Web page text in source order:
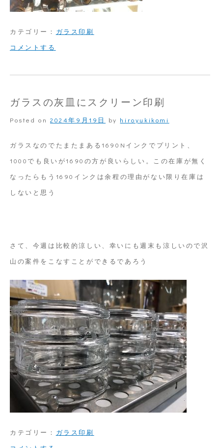
カテゴリー： ガラス印刷
コメントする
に
転
ス
ク
ガラスの灰皿にスクリーン印刷
Posted on 2024年9月19日 by hiroyukikomi
ガラスなのでたまたまある1690Nインクでプリント、
1000でも良いが1690の方が良いらしい。この在庫が無く
なったらもう1690インクは余程の理由がない限り在庫は
しないと思う
さて、今週は比較的涼しい、幸いにも週末も涼しいので沢
山の案件をこなすことができるであろう
カテゴリー： ガラス印刷